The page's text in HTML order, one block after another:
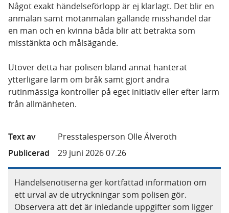
Något exakt händelseförlopp är ej klarlagt. Det blir en
anmälan samt motanmälan gällande misshandel där
en man och en kvinna båda blir att betrakta som
misstänkta och målsägande.
Utöver detta har polisen bland annat hanterat
ytterligare larm om bråk samt gjort andra
rutinmässiga kontroller på eget initiativ eller efter larm
från allmänheten.
Text av
Presstalesperson Olle Älveroth
Publicerad
29 juni 2026 07.26
Händelsenotiserna ger kortfattad information om
ett urval av de utryckningar som polisen gör.
Observera att det är inledande uppgifter som ligger